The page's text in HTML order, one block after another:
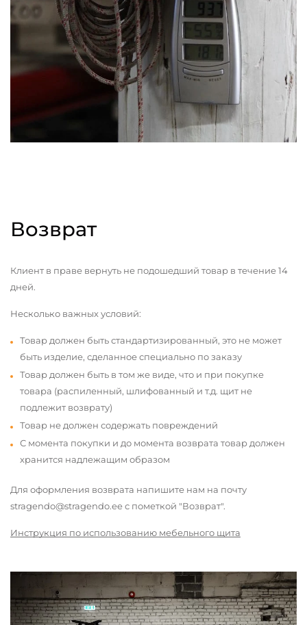
Возврат
Клиент в праве вернуть не подошедший товар в течение 14
дней.
Несколько важных условий:
Товар должен быть стандартизированный, это не может
быть изделие, сделанное специально по заказу
Товар должен быть в том же виде, что и при покупке
товара (распиленный, шлифованный и т.д. щит не
подлежит возврату)
Товар не должен содержать повреждений
С момента покупки и до момента возврата товар должен
хранится надлежащим образом
Для оформления возврата напишите нам на почту
stragendo@stragendo.ee с пометкой "Возврат".
Инструкция по использованию мебельного щита